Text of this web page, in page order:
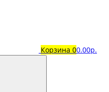
Корзина 00.00р.